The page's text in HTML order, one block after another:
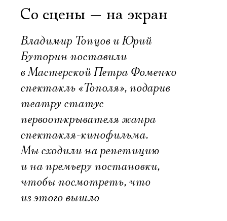
Со сцены — на экран
Владимир Топцов и Юрий
Буторин поставили
в Мастерской Петра Фоменко
спектакль «Тополя», подарив
театру статус
первооткрывателя жанра
спектакля-кинофильма.
Мы сходили на репетицию
и на премьеру постановки,
чтобы посмотреть, что
из этого вышло